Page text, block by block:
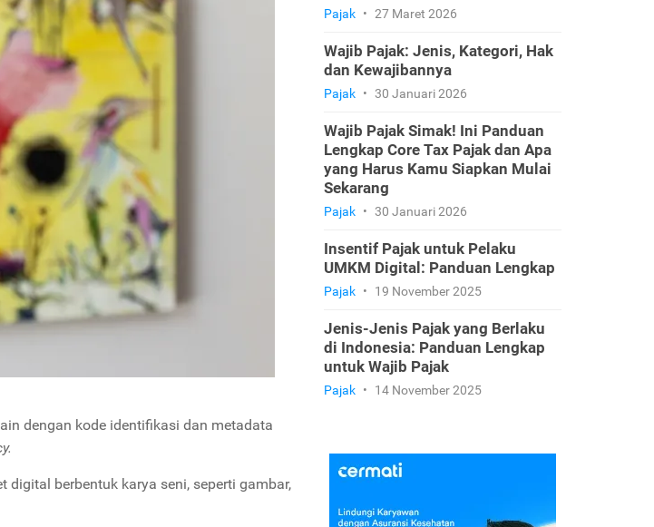
dengan kode identifikasi dan metadata
berbentuk karya seni, seperti gambar,
Pajak • 27 Maret 2026
Wajib Pajak: Jenis, Kategori, Hak
dan Kewajibannya
Pajak • 30 Januari 2026
Wajib Pajak Simak! Ini Panduan
Lengkap Core Tax Pajak dan Apa
yang Harus Kamu Siapkan Mulai
Sekarang
Pajak • 30 Januari 2026
Insentif Pajak untuk Pelaku
UMKM Digital: Panduan Lengkap
Pajak • 19 November 2025
Jenis-Jenis Pajak yang Berlaku
di Indonesia: Panduan Lengkap
untuk Wajib Pajak
Pajak • 14 November 2025